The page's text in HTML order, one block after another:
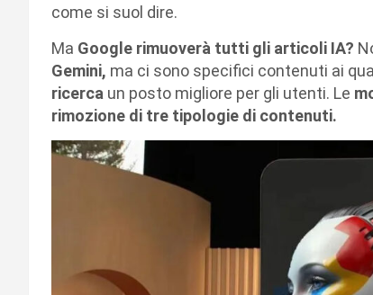
come si suol dire.
Ma Google rimuoverà tutti gli articoli IA?
Gemini, ma ci sono specifici contenuti ai
ricerca un posto migliore per gli utenti. Le
rimozione di tre tipologie di contenuti.